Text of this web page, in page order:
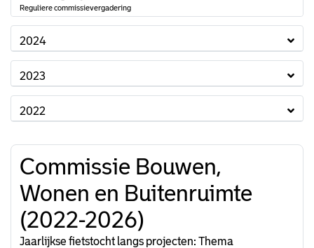
Reguliere commissievergadering
2024
2023
2022
Commissie Bouwen,
Wonen en Buitenruimte
(2022-2026)
Jaarlijkse fietstocht langs projecten: Thema